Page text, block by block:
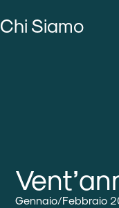
Chi Siamo
Gennaio/Febbraio